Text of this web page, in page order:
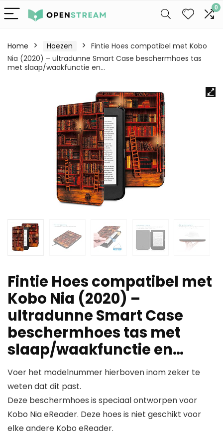
0
Home Hoezen
Fintie Hoes compatibel met Kobo
Nia (2020) – ultradunne Smart Case beschermhoes tas
met slaap/waakfunctie en…
Fintie Hoes compatibel met
Kobo Nia (2020) –
ultradunne Smart Case
beschermhoes tas met
slaap/waakfunctie en…
Voer het modelnummer hierboven inom zeker te
weten dat dit past.
Deze beschermhoes is speciaal ontworpen voor
Kobo Nia eReader. Deze hoes is niet geschikt voor
elke andere Kobo eReader.